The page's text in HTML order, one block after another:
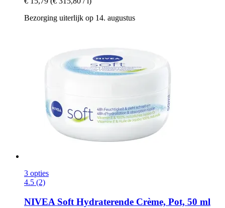
Bezorging uiterlijk op 14. augustus
3 opties
4.5 (2)
NIVEA Soft Hydraterende Crème, Pot, 50 ml